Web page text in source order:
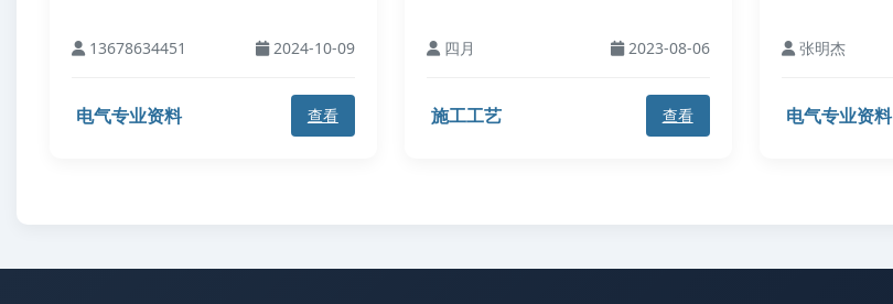
13678634451 2024-10-09
电气专业资料 查看
四月 2023-08-06
施工工艺 查看
张明杰
电气专业资料